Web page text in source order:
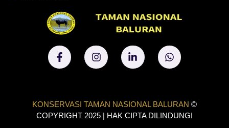
KONSERVASI TAMAN NASIONAL BALURAN ©
COPYRIGHT 2025 | HAK CIPTA DILINDUNGI